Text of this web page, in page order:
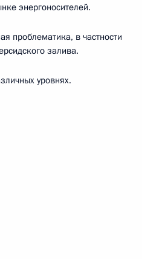
энергоносителей.
проблематика, в частности
залива.
уровнях.